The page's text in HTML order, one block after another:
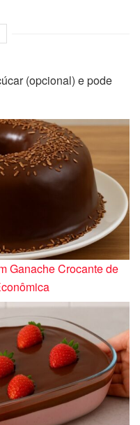
(opcional) e pode
Ganache Crocante de